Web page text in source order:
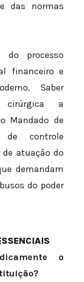
das normas
do processo
financeiro e
Saber
cirúrgica a
Mandado de
controle
atuação do
demandam
do poder
o